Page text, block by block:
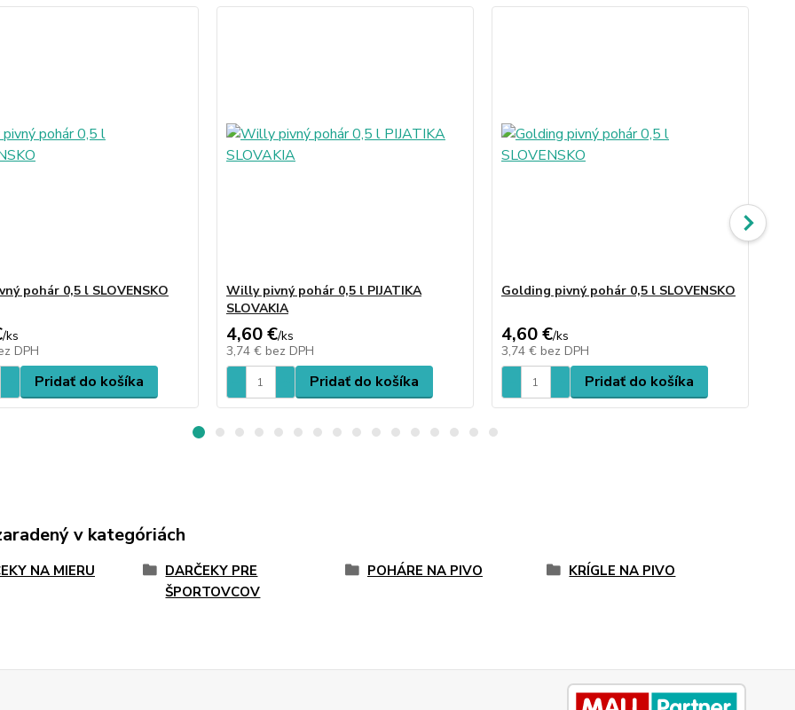
pohár 0,5 l SLOVENSKO
/ks
DPH
Pridať do košíka
Willy pivný pohár 0,5 l PIJATIKA
SLOVAKIA
4,60 €/ks
3,74 € bez DPH
Pridať do košíka
Golding pivný pohár 0,5 l SLOVENSKO
4,60 €/ks
3,74 € bez DPH
Pridať do košíka
v kategóriách
NA MIERU
DARČEKY PRE
ŠPORTOVCOV
POHÁRE NA PIVO KRÍGLE NA PIVO